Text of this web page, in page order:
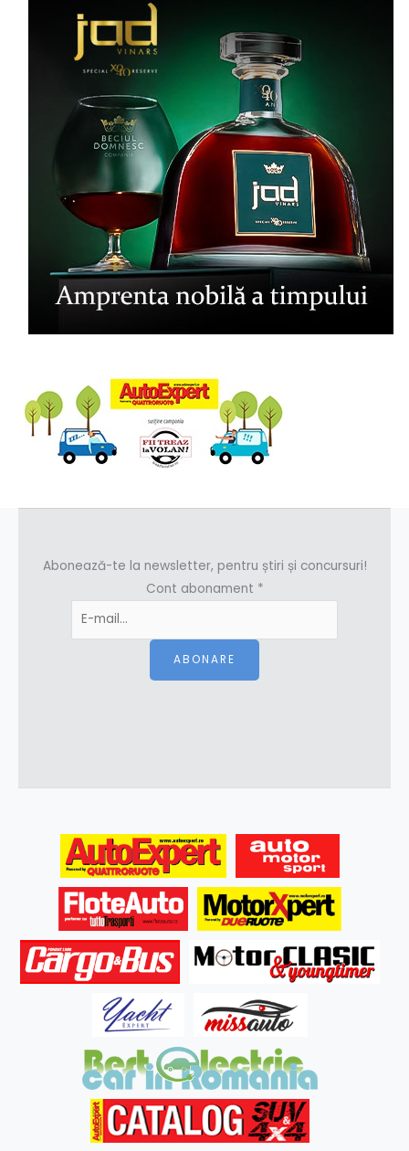
Abonează-te la newsletter, pentru știri și concursuri!
Cont abonament *
ABONARE